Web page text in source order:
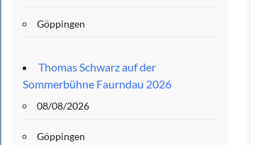
Göppingen
Thomas Schwarz auf der
Sommerbühne Faurndau 2026
08/08/2026
Göppingen